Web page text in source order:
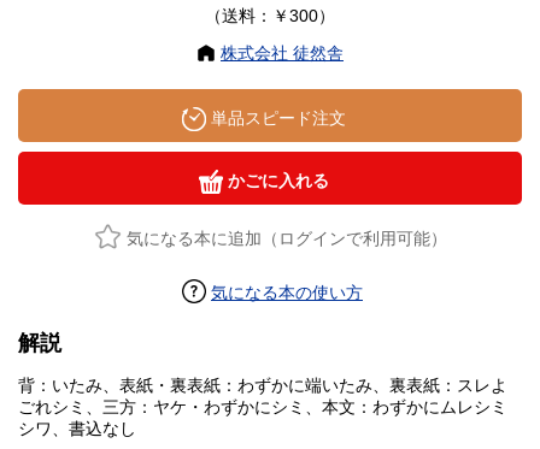
（送料：￥300）
株式会社 徒然舎
単品スピード注文
かごに入れる
気になる本に追加（ログインで利用可能）
気になる本の使い方
解説
背：いたみ、表紙・裏表紙：わずかに端いたみ、裏表紙：スレよ
ごれシミ、三方：ヤケ・わずかにシミ、本文：わずかにムレシミ
シワ、書込なし